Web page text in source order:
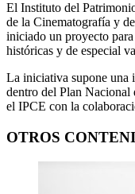
El Instituto del
de la Cinematografía y
iniciado un proyecto
históricas y de especial
La iniciativa supone una
dentro del Plan
el IPCE con la
OTROS